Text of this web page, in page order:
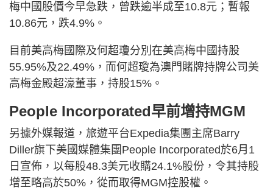
梅中國股價今早急跌，曾跌逾半成至10.8元；暫報
10.86元，跌4.9%。
目前美高梅國際及何超瓊分別在美高梅中國持股
55.95%及22.49%，而何超瓊為澳門賭牌持牌公司美
高梅金殿超濠董事，持股15%。
People Incorporated早前增持MGM
另據外媒報道，旅遊平台Expedia集團主席Barry
Diller旗下美國媒體集團People Incorporated於6月1
日宣佈，以每股48.3美元收購24.1%股份，令其持股
增至略高於50%，從而取得MGM控股權。